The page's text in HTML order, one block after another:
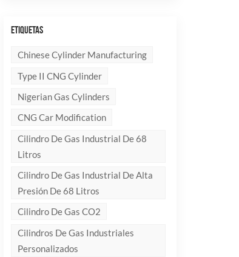
ETIQUETAS
Chinese Cylinder Manufacturing
Type II CNG Cylinder
Nigerian Gas Cylinders
CNG Car Modification
Cilindro De Gas Industrial De 68
Litros
Cilindro De Gas Industrial De Alta
Presión De 68 Litros
Cilindro De Gas CO2
Cilindros De Gas Industriales
Personalizados